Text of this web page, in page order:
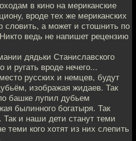
в кино на мериканские
вроде тех же мериканских
словить, а может и стошнить по
ведь не напишет рецензию
дядьки Станиславского
и ругать вроде нечего...
русских и немцев, будут
изображая жидаев. Так
башке лупил дубьем
былинного богатыря. Так
и наши дети станут теми
теми кого хотят из них слепить